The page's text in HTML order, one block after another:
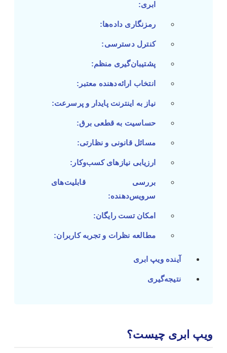
ابری:
رمزنگاری داده‌ها:
کنترل دسترسی:
پشتیبان‌گیری منظم:
انتخاب ارائه‌دهنده معتبر:
نیاز به اینترنت پایدار و پرسرعت:
حساسیت به قطعی برق:
مسائل قانونی و نظارتی:
ارزیابی نیازهای کسب‌وکار:
بررسی قابلیت‌های
سرویس‌دهنده:
امکان تست رایگان:
مطالعه نظرات و تجربه کاربران:
آینده ویپ ابری
نتیجه‌گیری
ویپ ابری چیست؟